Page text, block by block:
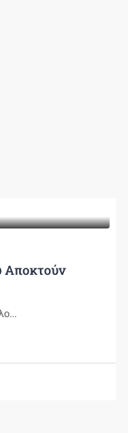
Αποκτούν